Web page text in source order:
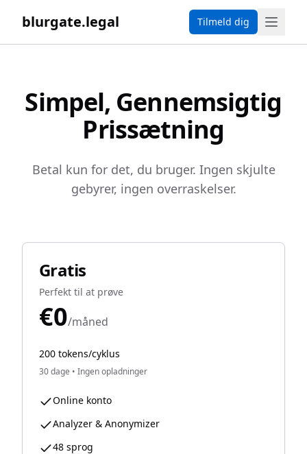
blurgate.legal Tilmeld dig
Simpel, Gennemsigtig
Prissætning
Betal kun for det, du bruger. Ingen skjulte
gebyrer, ingen overraskelser.
Gratis
Perfekt til at prøve
€0/måned
200 tokens/cyklus
30 dage • Ingen opladninger
Online konto
Analyzer & Anonymizer
48 sprog